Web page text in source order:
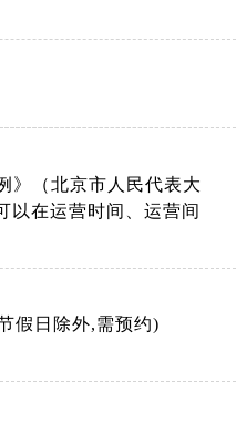
》（北京市人民代表大
以在运营时间、运营间
假日除外,需预约)